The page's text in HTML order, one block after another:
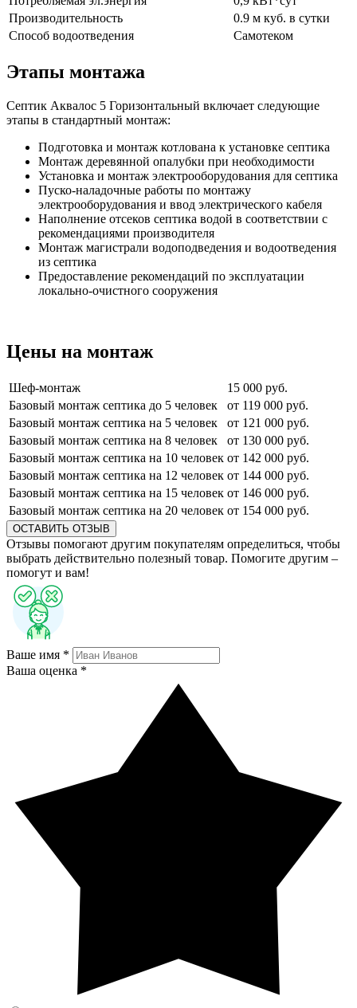
Производительность
0.9 м куб. в сутки
Способ водоотведения
Самотеком
Этапы монтажа
Септик Аквалос 5 Горизонтальный включает следующие
этапы в стандартный монтаж:
Подготовка и монтаж котлована к установке септика
Монтаж деревянной опалубки при необходимости
Установка и монтаж электрооборудования для септика
Пуско-наладочные работы по монтажу
электрооборудования и ввод электрического кабеля
Наполнение отсеков септика водой в соответствии с
рекомендациями производителя
Монтаж магистрали водоподведения и водоотведения
из септика
Предоставление рекомендаций по эксплуатации
локально-очистного сооружения
Цены на монтаж
Шеф-монтаж
15 000 руб.
Базовый монтаж септика до 5 человек
от 119 000 руб.
Базовый монтаж септика на 5 человек
от 121 000 руб.
Базовый монтаж септика на 8 человек
от 130 000 руб.
Базовый монтаж септика на 10 человек от 142 000 руб.
Базовый монтаж септика на 12 человек от 144 000 руб.
Базовый монтаж септика на 15 человек от 146 000 руб.
Базовый монтаж септика на 20 человек от 154 000 руб.
ОСТАВИТЬ ОТЗЫВ
Отзывы помогают другим покупателям определиться, чтобы
выбрать действительно полезный товар. Помогите другим –
помогут и вам!
Ваше имя *
Ваша оценка *